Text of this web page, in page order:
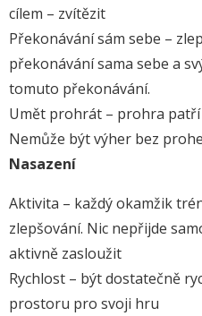
cílem – zvítězit
Překonávání sám sebe –
překonávání sama sebe a
tomuto překonávání.
Umět prohrát – prohra
Nemůže být výher bez
Nasazení
Aktivita – každý okamžik
zlepšování. Nic nepřijde
aktivně zasloužit
Rychlost – být dostatečně
prostoru pro svoji hru